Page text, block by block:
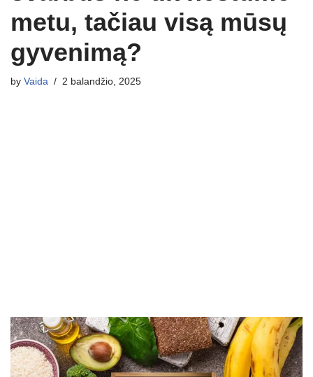
metu, tačiau visą mūsų
gyvenimą?
by Vaida 2 balandžio, 2025